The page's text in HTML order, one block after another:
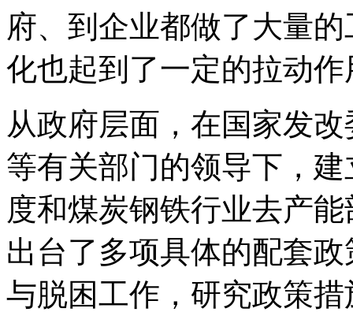
府、到企业都做了大量
化也起到了一定的拉动作
从政府层面，在国家发
等有关部门的领导下，
度和煤炭钢铁行业去产
出台了多项具体的配套
与脱困工作，研究政策